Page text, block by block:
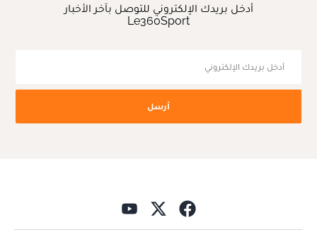
أدخل بريدك الإلكتروني للتوصل بآخر الأخبار
Le360Sport
أرسل